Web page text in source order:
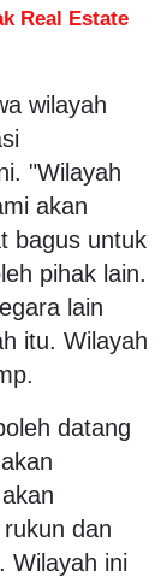
Real Estate
wilayah
"Wilayah
akan
bagus untuk
pihak lain.
lain
itu. Wilayah
datang
dan
Wilayah ini